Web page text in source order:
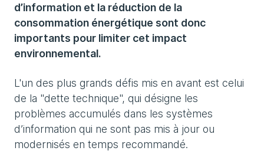
d’information et la réduction de la
consommation énergétique sont donc
importants pour limiter cet impact
environnemental.
L'un des plus grands défis mis en avant est celui
de la "dette technique", qui désigne les
problèmes accumulés dans les systèmes
d’information qui ne sont pas mis à jour ou
modernisés en temps recommandé.